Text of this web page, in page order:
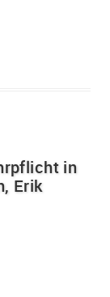
in
Erik